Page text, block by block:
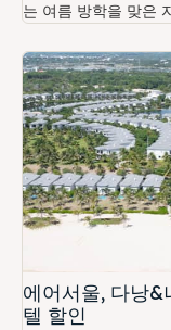
는 여름 방학을 맞은
에어서울, 다낭&
텔 할인